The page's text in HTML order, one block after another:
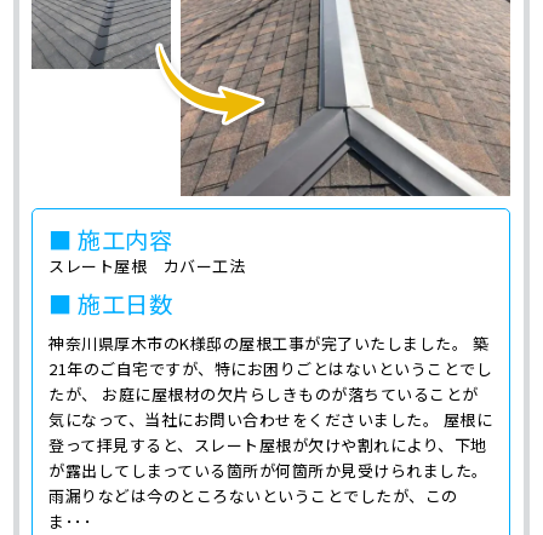
■ 施工内容
スレート屋根 カバー工法
■ 施工日数
神奈川県厚木市のK様邸の屋根工事が完了いたしました。 築
21年のご自宅ですが、特にお困りごとはないということでし
たが、 お庭に屋根材の欠片らしきものが落ちていることが
気になって、当社にお問い合わせをくださいました。 屋根に
登って拝見すると、スレート屋根が欠けや割れにより、下地
が露出してしまっている箇所が何箇所か見受けられました。
雨漏りなどは今のところないということでしたが、この
ま･･･